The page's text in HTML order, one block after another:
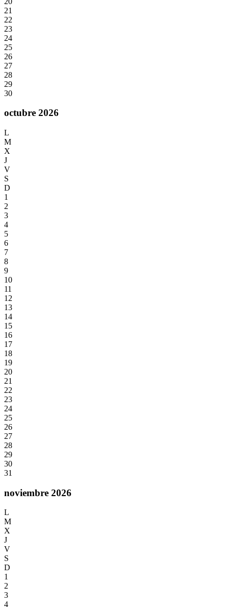
21
22
23
24
25
26
27
28
29
30
octubre 2026
L
M
X
J
V
S
D
1
2
3
4
5
6
7
8
9
10
11
12
13
14
15
16
17
18
19
20
21
22
23
24
25
26
27
28
29
30
31
noviembre 2026
L
M
X
J
V
S
D
1
2
3
4